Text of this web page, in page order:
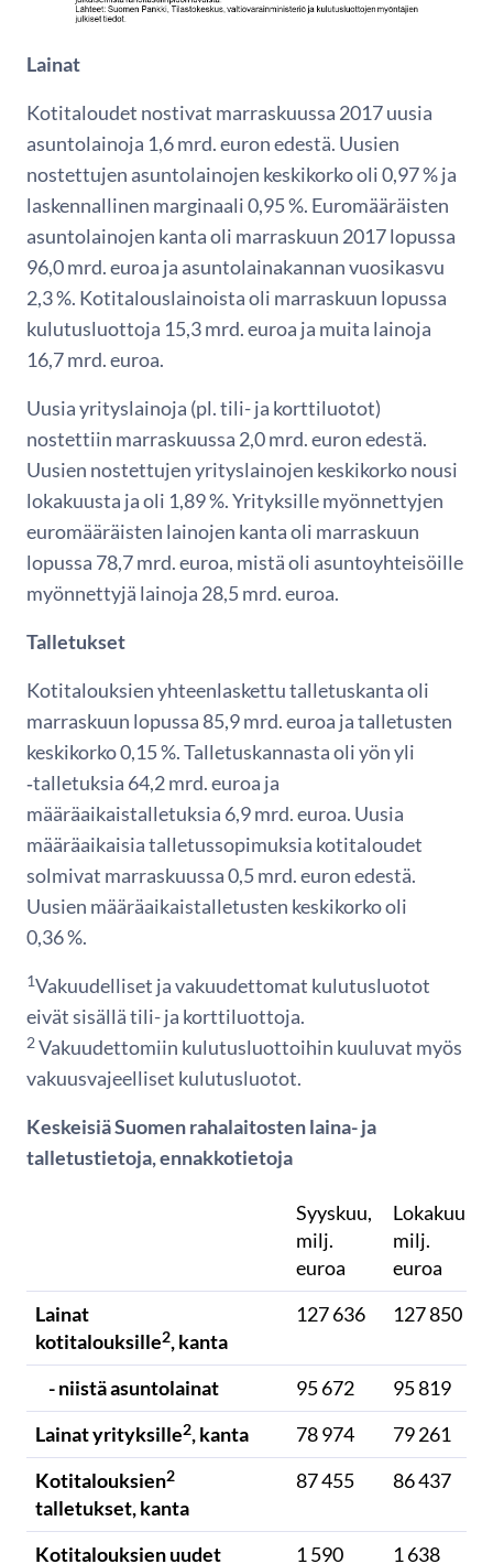
Lainat
Kotitaloudet nostivat marraskuussa 2017 uusia
asuntolainoja 1,6 mrd. euron edestä. Uusien
nostettujen asuntolainojen keskikorko oli 0,97 % ja
laskennallinen marginaali 0,95 %. Euromääräisten
asuntolainojen kanta oli marraskuun 2017 lopussa
96,0 mrd. euroa ja asuntolainakannan vuosikasvu
2,3 %. Kotitalouslainoista oli marraskuun lopussa
kulutusluottoja 15,3 mrd. euroa ja muita lainoja
16,7 mrd. euroa.
Uusia yrityslainoja (pl. tili- ja korttiluotot)
nostettiin marraskuussa 2,0 mrd. euron edestä.
Uusien nostettujen yrityslainojen keskikorko nousi
lokakuusta ja oli 1,89 %. Yrityksille myönnettyjen
euromääräisten lainojen kanta oli marraskuun
lopussa 78,7 mrd. euroa, mistä oli asuntoyhteisöille
myönnettyjä lainoja 28,5 mrd. euroa.
Talletukset
Kotitalouksien yhteenlaskettu talletuskanta oli
marraskuun lopussa 85,9 mrd. euroa ja talletusten
keskikorko 0,15 %. Talletuskannasta oli yön yli
‑talletuksia 64,2 mrd. euroa ja
määräaikaistalletuksia 6,9 mrd. euroa. Uusia
määräaikaisia talletussopimuksia kotitaloudet
solmivat marraskuussa 0,5 mrd. euron edestä.
Uusien määräaikaistalletusten keskikorko oli
0,36 %.
1Vakuudelliset ja vakuudettomat kulutusluotot
eivät sisällä tili- ja korttiluottoja.
2Vakuudettomiin kulutusluottoihin kuuluvat myös
vakuusvajeelliset kulutusluotot.
Keskeisiä Suomen rahalaitosten laina- ja
talletustietoja, ennakkotietoja
Syyskuu,
milj.
euroa
Lokakuu,
milj.
euroa
Lainat
kotitalouksille2, kanta
127 636 127 850
- niistä asuntolainat 95 672 95 819
Lainat yrityksille2, kanta 78 974 79 261
Kotitalouksien2
talletukset, kanta
87 455 86 437
Kotitalouksien uudet 1 590 1 638